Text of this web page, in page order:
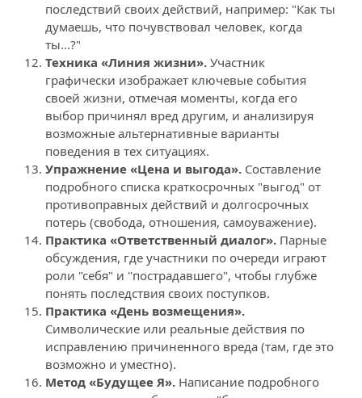
последствий своих действий, например: "Как ты
думаешь, что почувствовал человек, когда
ты...?"
Техника «Линия жизни». Участник
графически изображает ключевые события
своей жизни, отмечая моменты, когда его
выбор причинял вред другим, и анализируя
возможные альтернативные варианты
поведения в тех ситуациях.
Упражнение «Цена и выгода». Составление
подробного списка краткосрочных "выгод" от
противоправных действий и долгосрочных
потерь (свобода, отношения, самоуважение).
Практика «Ответственный диалог». Парные
обсуждения, где участники по очереди играют
роли "себя" и "пострадавшего", чтобы глубже
понять последствия своих поступков.
Символические или реальные действия по
исправлению причиненного вреда (там, где это
возможно и уместно).
Метод «Будущее Я». Написание подробного